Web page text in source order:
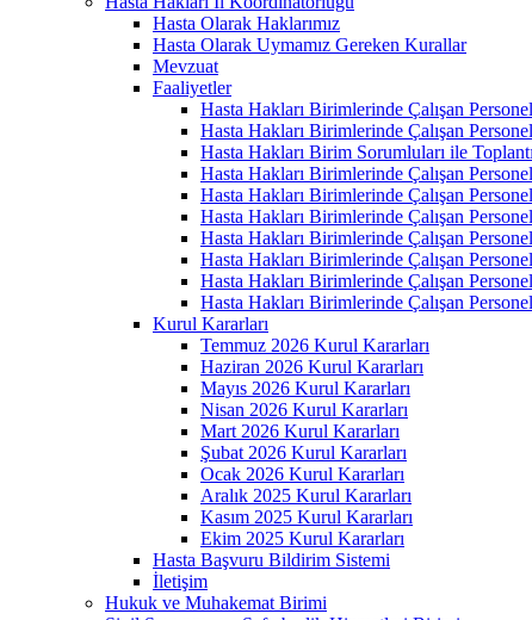
Hasta Olarak Haklarımız
Hasta Olarak Uymamız Gereken Kurallar
Mevzuat
Faaliyetler
Hasta Hakları Birimlerinde Çalışan
Hasta Hakları Birimlerinde Çalışan
Hasta Hakları Birim Sorumluları ile
Hasta Hakları Birimlerinde Çalışan
Hasta Hakları Birimlerinde Çalışan
Hasta Hakları Birimlerinde Çalışan
Hasta Hakları Birimlerinde Çalışan
Hasta Hakları Birimlerinde Çalışan
Hasta Hakları Birimlerinde Çalışan
Hasta Hakları Birimlerinde Çalışan
Kurul Kararları
Temmuz 2026 Kurul Kararları
Haziran 2026 Kurul Kararları
Mayıs 2026 Kurul Kararları
Nisan 2026 Kurul Kararları
Mart 2026 Kurul Kararları
Şubat 2026 Kurul Kararları
Ocak 2026 Kurul Kararları
Aralık 2025 Kurul Kararları
Kasım 2025 Kurul Kararları
Ekim 2025 Kurul Kararları
Hasta Başvuru Bildirim Sistemi
İletişim
Hukuk ve Muhakemat Birimi